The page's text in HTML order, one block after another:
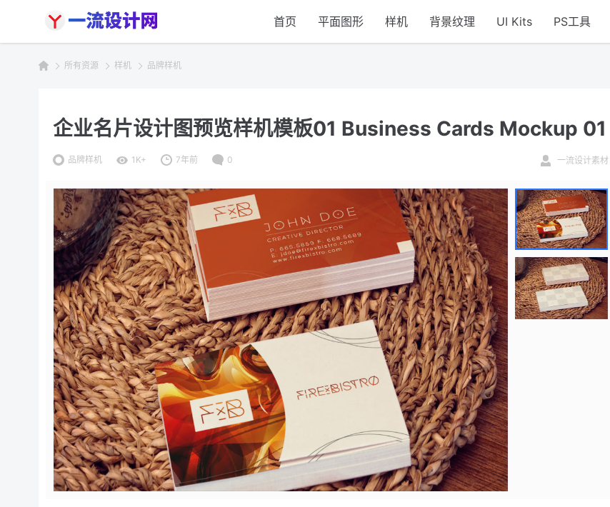
首页 平面图形 样机 背景纹理 UI Kits PS工具
所有资源 样机 品牌样机
企业名片设计图预览样机模板01 Business Cards Mockup 01
品牌样机 1K+ 7年前 0 一流设计素材